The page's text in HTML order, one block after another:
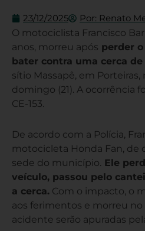
23/12/2025 Por: Renato
O motociclista Francisco
anos, morreu após perder
bater contra uma cerca
sítio Massapê, em
domingo (21). A ocorrência
CE-153.
De acordo com a Polícia,
motocicleta Honda Fan, de
sede do município. Ele
veículo, passou pelo
a cerca. Com o impacto, o
aos ferimentos e morreu no
acidente serão apuradas